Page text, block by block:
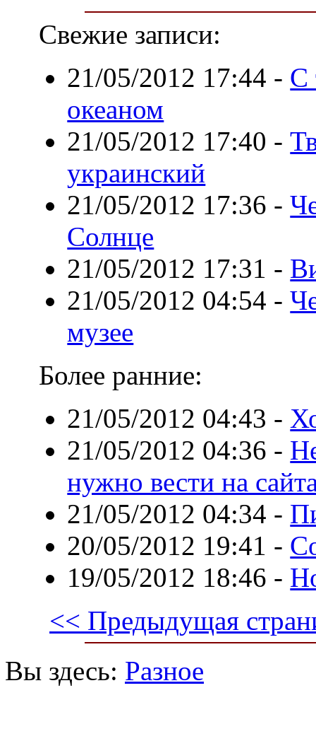
Свежие записи:
21/05/2012 17:44 - С
океаном
21/05/2012 17:40 -
украинский
21/05/2012 17:36 -
Солнце
21/05/2012 17:31 -
21/05/2012 04:54 -
музее
Более ранние:
21/05/2012 04:43 -
21/05/2012 04:36 -
нужно вести на
21/05/2012 04:34 -
20/05/2012 19:41 -
19/05/2012 18:46 -
<< Предыдущая
Вы здесь: Разное